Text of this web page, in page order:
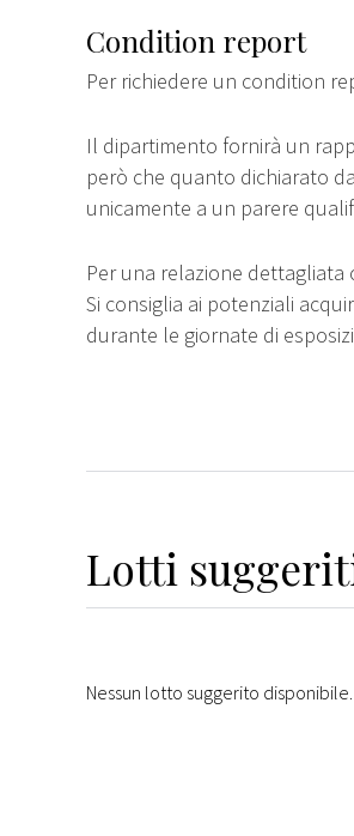
Condition report
Per richiedere un condition
Il dipartimento fornirà un
però che quanto dichiarato
unicamente a un parere
Per una relazione
Si consiglia ai potenziali
durante le giornate di
Lotti
Nessun lotto suggerito disponibile.